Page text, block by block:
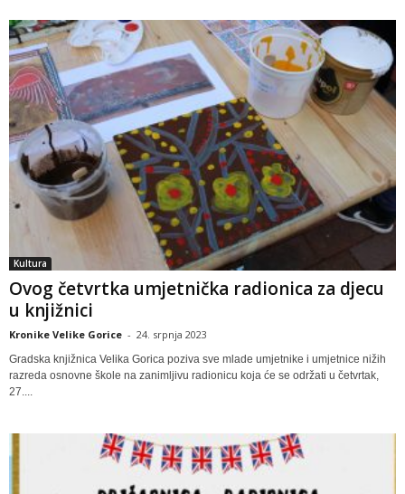
Kultura
Ovog četvrtka umjetnička radionica za djecu
u knjižnici
Kronike Velike Gorice - 24. srpnja 2023
Gradska knjižnica Velika Gorica poziva sve mlade umjetnike i umjetnice nižih
razreda osnovne škole na zanimljivu radionicu koja će se održati u četvrtak,
27....